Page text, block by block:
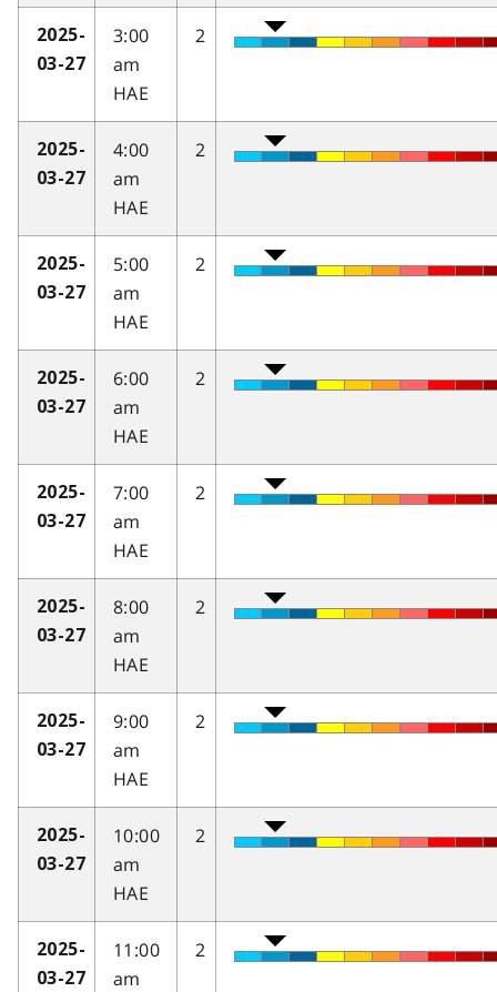
2025-
03-27
3:00
am
HAE
2
2025-
03-27
4:00
am
HAE
2
2025-
03-27
5:00
am
HAE
2
2025-
03-27
6:00
am
HAE
2
2025-
03-27
7:00
am
HAE
2
2025-
03-27
8:00
am
HAE
2
2025-
03-27
9:00
am
HAE
2
2025-
03-27
10:00
am
HAE
2
2025-
03-27
11:00
am
2